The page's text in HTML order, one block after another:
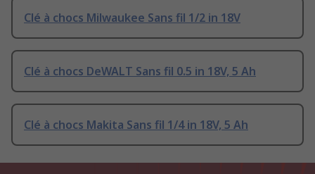
Clé à chocs Milwaukee Sans fil 1/2 in 18V
Clé à chocs DeWALT Sans fil 0.5 in 18V, 5 Ah
Clé à chocs Makita Sans fil 1/4 in 18V, 5 Ah